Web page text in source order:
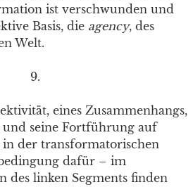
ist verschwunden und
Basis, die agency, des
Welt.
9.
eines Zusammenhangs,
und seine Fortführung auf
der transformatorischen
dafür – im
des linken Segments finden